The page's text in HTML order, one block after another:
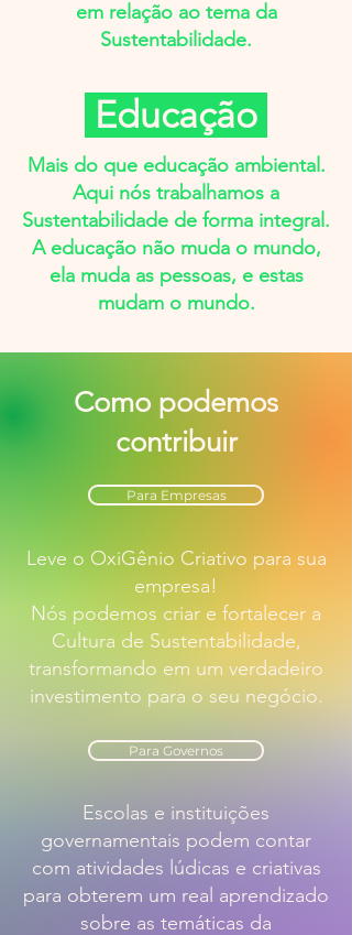
em relação ao tema da
Sustentabilidade.
Educação
Mais do que educação ambiental.
Aqui nós trabalhamos a
Sustentabilidade de forma integral.
A educação não muda o mundo,
ela muda as pessoas, e estas
mudam o mundo.
Como podemos
contribuir
Para Empresas
Leve o OxiGênio Criativo para sua
empresa!
Nós podemos criar e fortalecer a
Cultura de Sustentabilidade,
transformando em um verdadeiro
investimento para o seu negócio.
Para Governos
Escolas e instituições
governamentais podem contar
com atividades lúdicas e criativas
para obterem um real aprendizado
sobre as temáticas da